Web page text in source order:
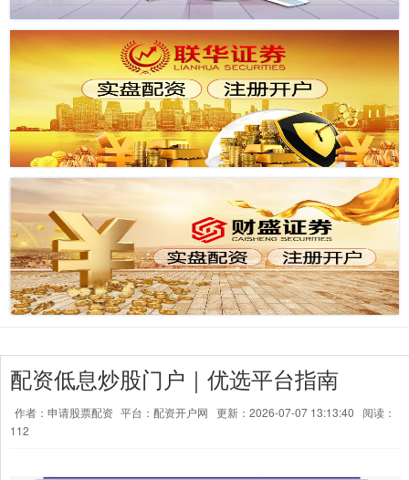
配资低息炒股门户｜优选平台指南
作者：申请股票配资 平台：配资开户网 更新：2026-07-07 13:13:40
阅读：
112